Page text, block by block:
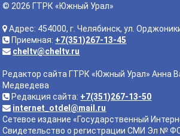
© 2026 ГТРК «Южный Урал»
Адрес: 454000, г. Челябинск, ул.
Приемная: +7(351)267-13-45
cheltv@cheltv.ru
Редактор сайта ГТРК «Южный Урал» Анна
Медведева
Редакция сайта: +7(351)267-13-50
internet_otdel@mail.ru
Сетевое издание «Государственный
Свидетельство о регистрации СМИ Эл №